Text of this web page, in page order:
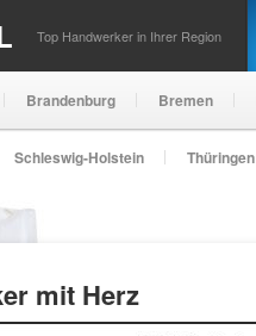
Top Handwerker in Ihrer Region
Brandenburg Bremen
Schleswig-Holstein Thüringen
mit Herz